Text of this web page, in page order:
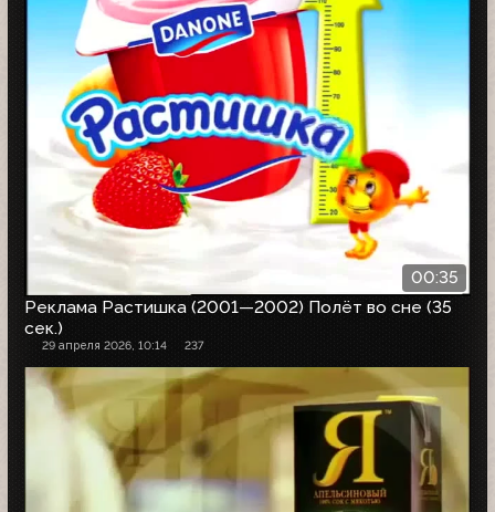
00:35
Реклама Растишка (2001—2002) Полёт во сне (35
сек.)
29 апреля 2026, 10:14 237